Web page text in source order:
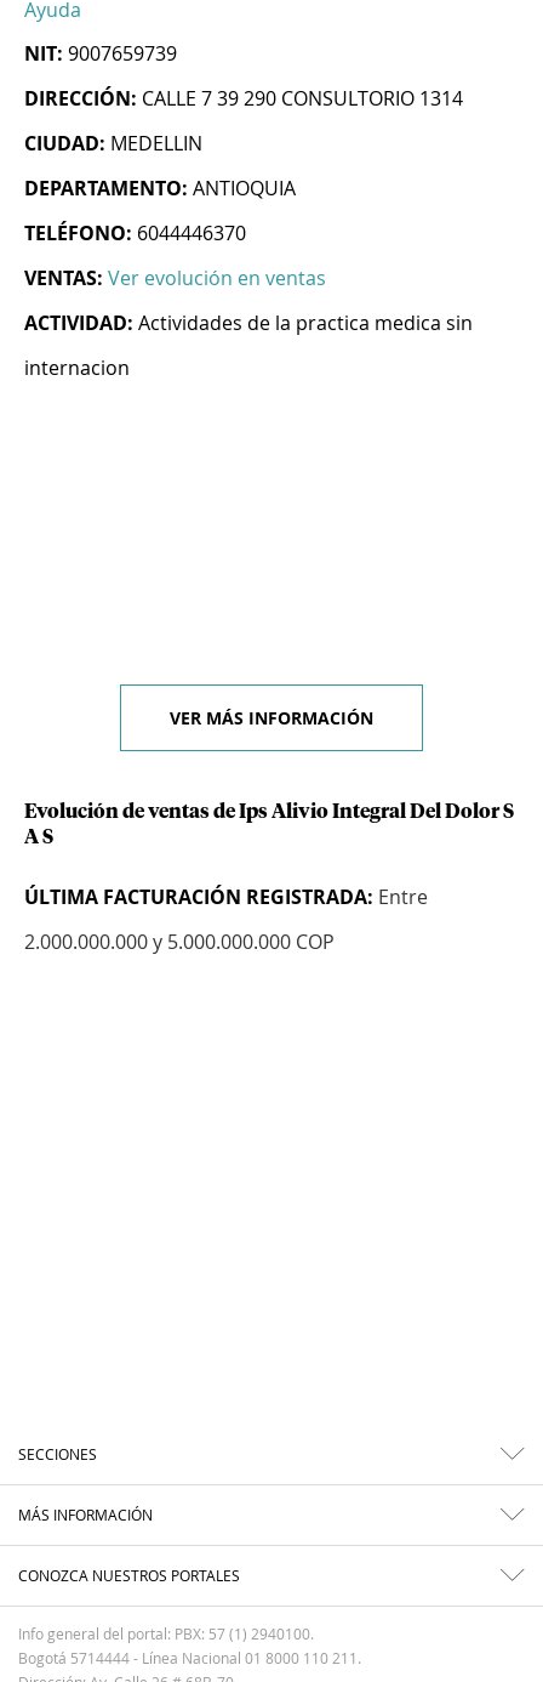
Ayuda
NIT: 9007659739
DIRECCIÓN: CALLE 7 39 290 CONSULTORIO 1314
CIUDAD: MEDELLIN
DEPARTAMENTO: ANTIOQUIA
TELÉFONO: 6044446370
VENTAS: Ver evolución en ventas
ACTIVIDAD: Actividades de la practica medica sin
internacion
VER MÁS INFORMACIÓN
Evolución de ventas de Ips Alivio Integral Del Dolor S
A S
ÚLTIMA FACTURACIÓN REGISTRADA: Entre
2.000.000.000 y 5.000.000.000 COP
SECCIONES
MÁS INFORMACIÓN
CONOZCA NUESTROS PORTALES
Info general del portal: PBX: 57 (1) 2940100.
Bogotá 5714444 - Línea Nacional 01 8000 110 211.